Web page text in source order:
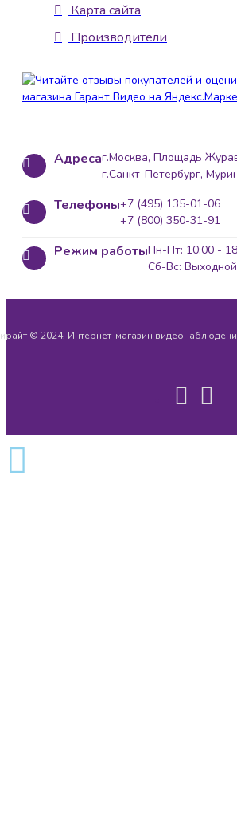
Карта сайта
Производители
Адресаг.Москва, Площадь
г.Санкт-Петербург,
Телефоны+7 (495) 135-01-06
+7 (800) 350-31-91
Режим работыПн-Пт: 10:00 -
Сб-Вс: Выходной
© 2024, Интернет-магазин